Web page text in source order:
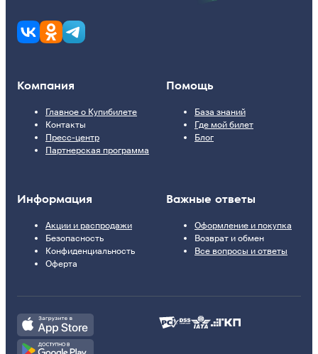
Компания
Главное о Купибилете
Контакты
Пресс-центр
Партнерская программа
Помощь
База знаний
Где мой билет
Блог
Информация
Акции и распродажи
Безопасность
Конфиденциальность
Оферта
Важные ответы
Оформление и покупка
Возврат и обмен
Все вопросы и ответы